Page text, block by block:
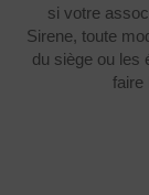
si votre
Sirene, toute
du siège ou les
faire